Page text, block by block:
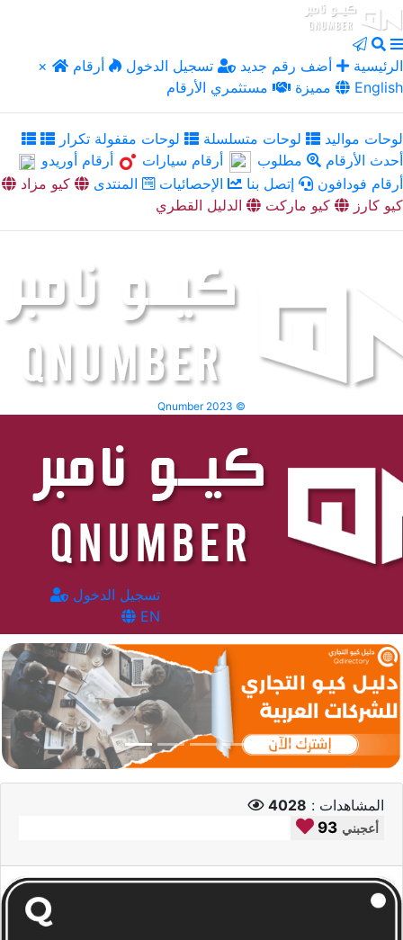
× الرئيسية أضف رقم جديد تسجيل الدخول
أرقام
مميزة
مستثمري الأرقام English
لوحات مواليد لوحات متسلسلة
لوحات مقفولة تكرار
أحدث الأرقام
مطلوب أرقام سيارات
أرقام أوريدو
أرقام فودافون
إتصل بنا الإحصائيات المنتدى
كيو مزاد
كيو كارز
كيو ماركت الدليل القطري
Qnumber 2023 ©
تسجيل الدخول
EN